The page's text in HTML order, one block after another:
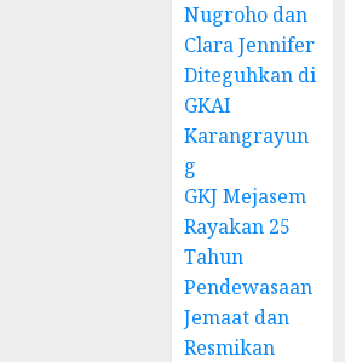
Nugroho dan
Clara Jennifer
Diteguhkan di
GKAI
Karangrayun
g
GKJ Mejasem
Rayakan 25
Tahun
Pendewasaan
Jemaat dan
Resmikan